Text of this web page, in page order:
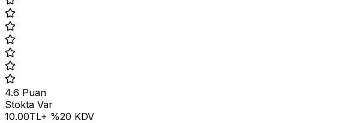
4.6 Puan
Stokta Var
10.00TL+ %20 KDV